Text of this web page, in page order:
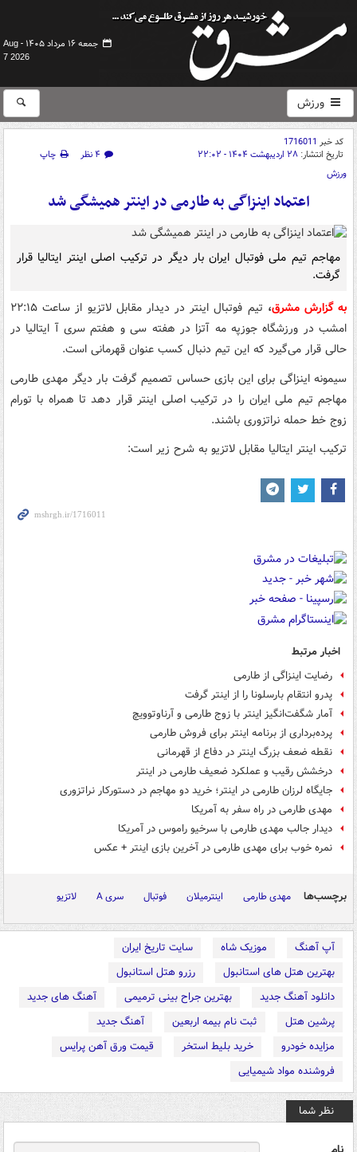
جمعه ۱۶ مرداد ۱۴۰۵ -
Aug
7 2026
ورزش
کد خبر 1716011
تاریخ انتشار: ۲۸ اردیبهشت ۱۴۰۴ - ۲۲:۰۲ ۴ نظر
چاپ
ورزش
اعتماد اینزاگی به طارمی در اینتر همیشگی شد
مهاجم تیم ملی فوتبال ایران بار دیگر در ترکیب اصلی اینتر ایتالیا قرار
گرفت.
به گزارش مشرق،
تیم فوتبال اینتر در دیدار مقابل لاتزیو از ساعت ۲۲:۱۵
امشب در ورزشگاه جوزپه مه آتزا در هفته سی و هفتم سری آ ایتالیا در
حالی قرار می‌گیرد که این تیم دنبال کسب عنوان قهرمانی است.
سیمونه اینزاگی برای این بازی حساس تصمیم گرفت بار دیگر مهدی طارمی
مهاجم تیم ملی ایران را در ترکیب اصلی اینتر قرار دهد تا همراه با تورام
زوج خط حمله نراتزوری باشند.
ترکیب اینتر ایتالیا مقابل لاتزیو به شرح زیر است:
اخبار مرتبط
رضایت اینزاگی از طارمی
پدرو انتقام بارسلونا را از اینتر گرفت
آمار شگفت‌انگیز اینتر با زوج طارمی و آرناوتوویچ
پرده‌برداری از برنامه اینتر برای فروش طارمی
نقطه ضعف بزرگ اینتر در دفاع از قهرمانی
درخشش رقیب و عملکرد ضعیف طارمی در اینتر
جایگاه لرزان طارمی در اینتر؛ خرید دو مهاجم در دستورکار نراتزوری
مهدی طارمی در راه سفر به آمریکا
دیدار جالب مهدی طارمی با سرخیو راموس در آمریکا
نمره خوب برای مهدی طارمی در آخرین بازی اینتر + عکس
برچسب‌ها مهدی طارمی اینترمیلان فوتبال سری A لاتزیو
آپ آهنگ موزیک شاه
سایت تاریخ ایران
بهترین هتل های استانبول
رزرو هتل استانبول
دانلود آهنگ جدید
بهترین جراح بینی ترمیمی
آهنگ های جدید
پرشین هتل
ثبت نام بیمه اربعین
آهنگ جدید
مزایده خودرو
خرید بلیط استخر
قیمت ورق آهن پرایس
فروشنده مواد شیمیایی
نظر شما